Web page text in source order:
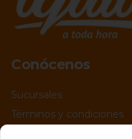
Conócenos
Sucursales
Términos y condiciones